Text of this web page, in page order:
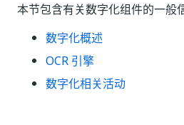
本节包含有关数字化组件的一般
数字化概述
OCR 引擎
数字化相关活动